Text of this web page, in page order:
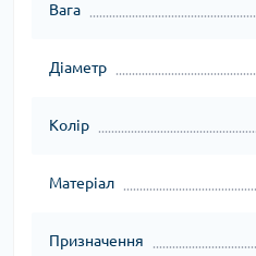
Вага
Діаметр
Колір
Матеріал
Призначення